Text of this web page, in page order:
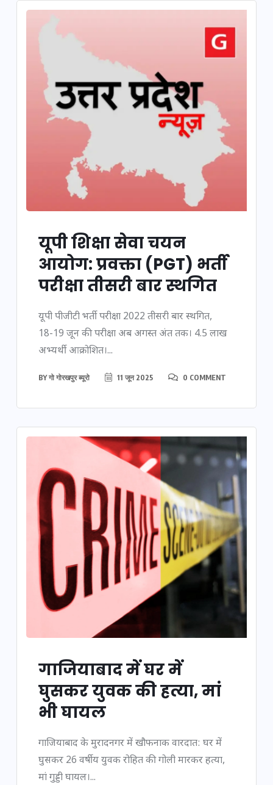
यूपी शिक्षा सेवा चयन
आयोग: प्रवक्ता (PGT) भर्ती
परीक्षा तीसरी बार स्थगित
यूपी पीजीटी भर्ती परीक्षा 2022 तीसरी बार स्थगित,
18-19 जून की परीक्षा अब अगस्त अंत तक। 4.5 लाख
अभ्यर्थी आक्रोशित।...
BYगो गोरखपुर ब्यूरो 11 जून 2025 0 COMMENT
गाजियाबाद में घर में
घुसकर युवक की हत्या, मां
भी घायल
गाजियाबाद के मुरादनगर में खौफनाक वारदात: घर में
घुसकर 26 वर्षीय युवक रोहित की गोली मारकर हत्या,
मां गुड्डी घायल।...